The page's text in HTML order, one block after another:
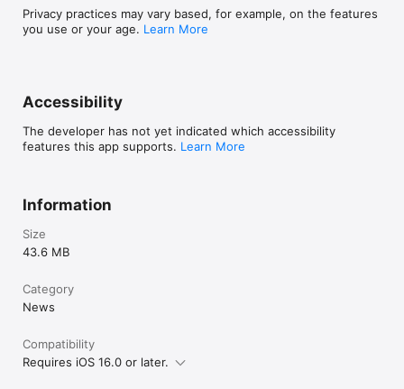
Privacy practices may vary based, for example, on the features
you use or your age. Learn More
Accessibility
The developer has not yet indicated which accessibility
features this app supports. Learn More
Information
Size
43.6 MB
Category
News
Compatibility
Requires iOS 16.0 or later.